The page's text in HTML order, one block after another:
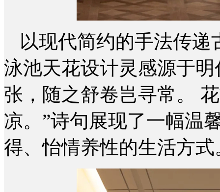
以现代简约的手法传
泳池天花设计灵感源于
张，随之舒卷岂寻常。
凉。”诗句展现了一幅温
得、怡情养性的生活方